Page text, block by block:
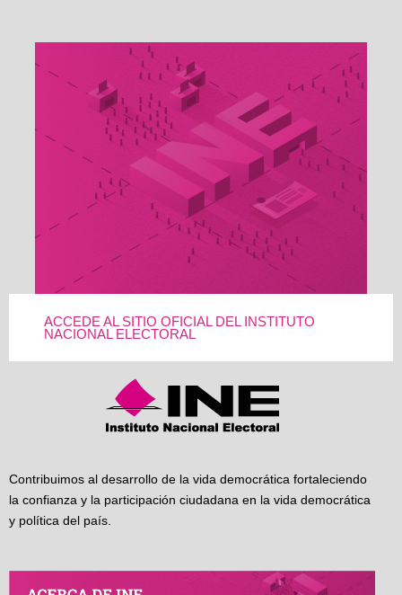
ACCEDE AL SITIO OFICIAL DEL INSTITUTO
NACIONAL ELECTORAL
Contribuimos al desarrollo de la vida democrática fortaleciendo
la confianza y la participación ciudadana en la vida democrática
y política del país.